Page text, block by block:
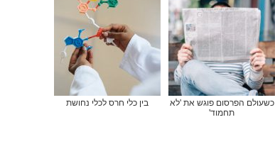
כשעולם הפרסום פוגש את 'לא
תחמוד'
בין כלי חרס לכלי נחושת